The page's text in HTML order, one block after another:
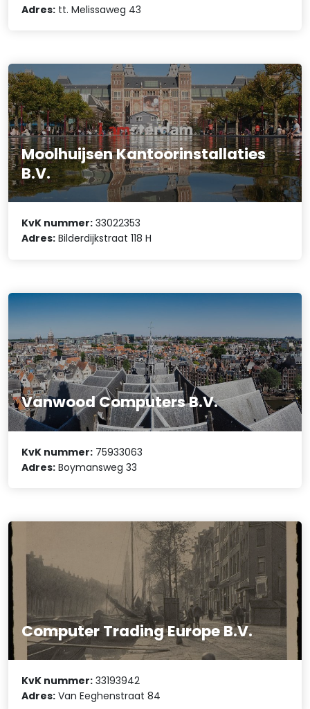
Adres: tt. Melissaweg 43
Moolhuijsen Kantoorinstallaties
B.V.
KvK nummer: 33022353
Adres: Bilderdijkstraat 118 H
Vanwood Computers B.V.
KvK nummer: 75933063
Adres: Boymansweg 33
Computer Trading Europe B.V.
KvK nummer: 33193942
Adres: Van Eeghenstraat 84